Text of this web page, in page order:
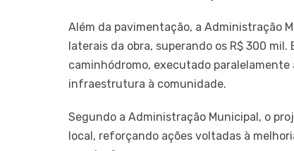
Além da pavimentação, a Administração
laterais da obra, superando os R$ 300
caminhódromo, executado
infraestrutura à comunidade.
Segundo a Administração Municipal, o
local, reforçando ações voltadas à